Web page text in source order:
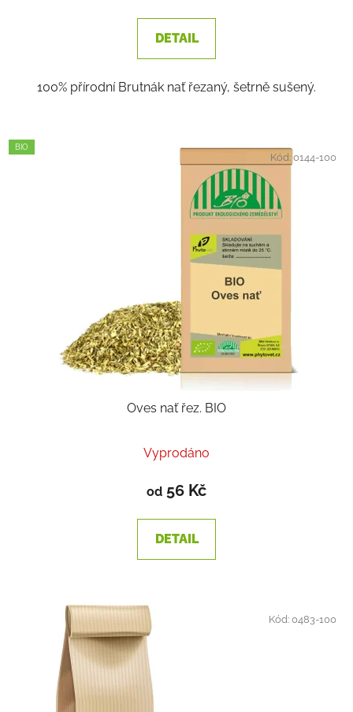
DETAIL
100% přírodní Brutnák nať řezaný, šetrně sušený.
BIO
Oves nať řez. BIO
Vyprodáno
od 56 Kč
DETAIL
Kód:0144-100
Kód:0483-100